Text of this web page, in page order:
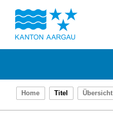
Home Titel Übersicht